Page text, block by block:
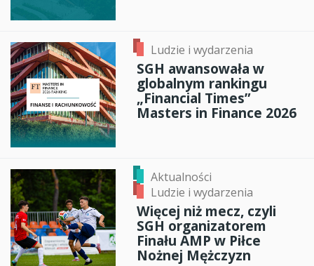
Ludzie i wydarzenia
SGH awansowała w
globalnym rankingu
„Financial Times”
Masters in Finance 2026
Aktualności
Ludzie i wydarzenia
Więcej niż mecz, czyli
SGH organizatorem
Finału AMP w Piłce
Nożnej Mężczyzn